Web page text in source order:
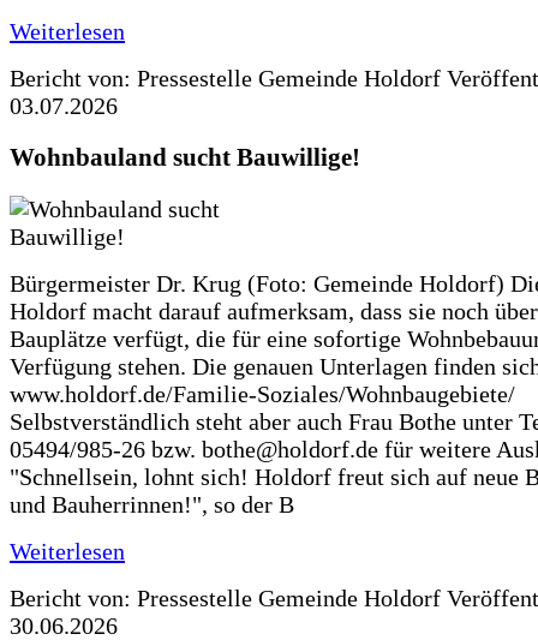
Weiterlesen
Bericht von: Pressestelle Gemeinde Holdorf
03.07.2026
Wohnbauland sucht Bauwillige!
Bürgermeister Dr. Krug (Foto: Gemeinde Holdorf)
Holdorf macht darauf aufmerksam, dass sie noch
Bauplätze verfügt, die für eine sofortige
Verfügung stehen. Die genauen Unterlagen finden
www.holdorf.de/Familie-Soziales/Wohnbaugebiete/
Selbstverständlich steht aber auch Frau Bothe unter
05494/985-26 bzw. bothe@holdorf.de für weitere
"Schnellsein, lohnt sich! Holdorf freut sich auf neue
und Bauherrinnen!", so der B
Weiterlesen
Bericht von: Pressestelle Gemeinde Holdorf
30.06.2026